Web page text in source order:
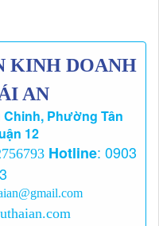
KINH DOANH
AN
Phường Tân
12
Hotline: 0903